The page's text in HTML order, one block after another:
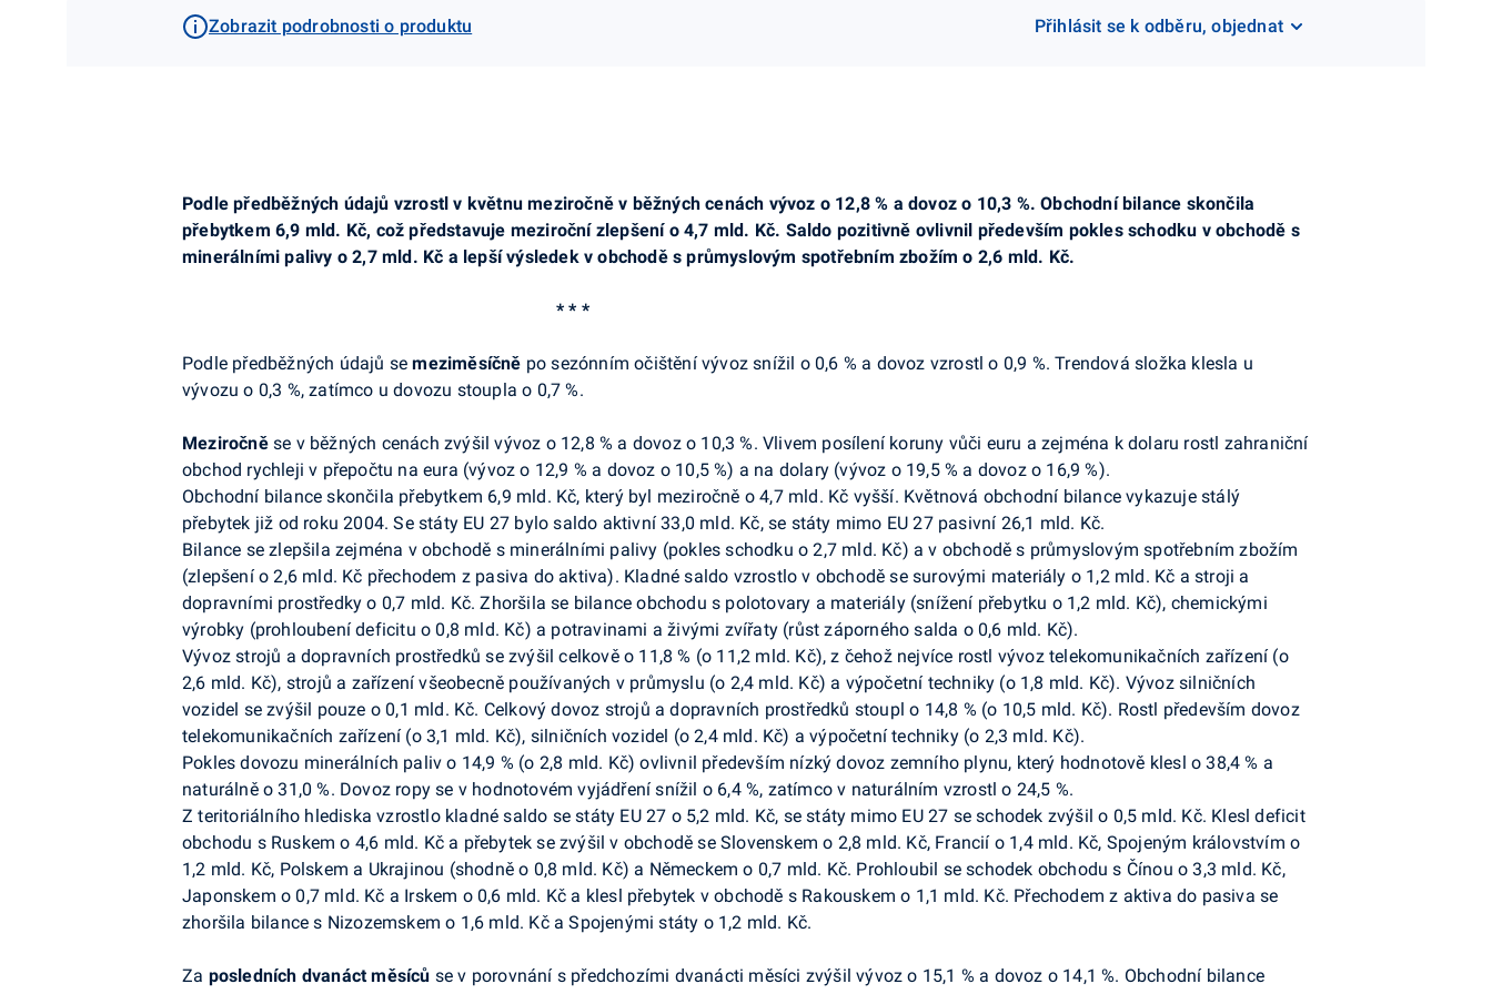
Zobrazit podrobnosti o produktu Přihlásit se k odběru, objednat
Podle předběžných údajů vzrostl v květnu meziročně v běžných cenách vývoz o 12,8 % a dovoz o 10,3 %. Obchodní bilance skončila
přebytkem 6,9 mld. Kč, což představuje meziroční zlepšení o 4,7 mld. Kč. Saldo pozitivně ovlivnil především pokles schodku v obchodě s
minerálními palivy o 2,7 mld. Kč a lepší výsledek v obchodě s průmyslovým spotřebním zbožím o 2,6 mld. Kč.
* * *
Podle předběžných údajů semeziměsíčně po sezónním očištění vývoz snížil o 0,6 % a dovoz vzrostl o 0,9 %. Trendová složka klesla u
vývozu o 0,3 %, zatímco u dovozu stoupla o 0,7 %.
Meziročněse v běžných cenách zvýšil vývoz o 12,8 % a dovoz o 10,3 %. Vlivem posílení koruny vůči euru a zejména k dolaru rostl zahraniční
obchod rychleji v přepočtu na eura (vývoz o 12,9 % a dovoz o 10,5 %) a na dolary (vývoz o 19,5 % a dovoz o 16,9 %).
Obchodní bilance skončila přebytkem 6,9 mld. Kč, který byl meziročně o 4,7 mld. Kč vyšší. Květnová obchodní bilance vykazuje stálý
přebytek již od roku 2004. Se státy EU 27 bylo saldo aktivní 33,0 mld. Kč, se státy mimo EU 27 pasivní 26,1 mld. Kč.
Bilance se zlepšila zejména v obchodě s minerálními palivy (pokles schodku o 2,7 mld. Kč) a v obchodě s průmyslovým spotřebním zbožím
(zlepšení o 2,6 mld. Kč přechodem z pasiva do aktiva). Kladné saldo vzrostlo v obchodě se surovými materiály o 1,2 mld. Kč a stroji a
dopravními prostředky o 0,7 mld. Kč. Zhoršila se bilance obchodu s polotovary a materiály (snížení přebytku o 1,2 mld. Kč), chemickými
výrobky (prohloubení deficitu o 0,8 mld. Kč) a potravinami a živými zvířaty (růst záporného salda o 0,6 mld. Kč).
Vývoz strojů a dopravních prostředků se zvýšil celkově o 11,8 % (o 11,2 mld. Kč), z čehož nejvíce rostl vývoz telekomunikačních zařízení (o
2,6 mld. Kč), strojů a zařízení všeobecně používaných v průmyslu (o 2,4 mld. Kč) a výpočetní techniky (o 1,8 mld. Kč). Vývoz silničních
vozidel se zvýšil pouze o 0,1 mld. Kč. Celkový dovoz strojů a dopravních prostředků stoupl o 14,8 % (o 10,5 mld. Kč). Rostl především dovoz
telekomunikačních zařízení (o 3,1 mld. Kč), silničních vozidel (o 2,4 mld. Kč) a výpočetní techniky (o 2,3 mld. Kč).
Pokles dovozu minerálních paliv o 14,9 % (o 2,8 mld. Kč) ovlivnil především nízký dovoz zemního plynu, který hodnotově klesl o 38,4 % a
naturálně o 31,0 %. Dovoz ropy se v hodnotovém vyjádření snížil o 6,4 %, zatímco v naturálním vzrostl o 24,5 %.
Z teritoriálního hlediska vzrostlo kladné saldo se státy EU 27 o 5,2 mld. Kč, se státy mimo EU 27 se schodek zvýšil o 0,5 mld. Kč. Klesl deficit
obchodu s Ruskem o 4,6 mld. Kč a přebytek se zvýšil v obchodě se Slovenskem o 2,8 mld. Kč, Francií o 1,4 mld. Kč, Spojeným královstvím o
1,2 mld. Kč, Polskem a Ukrajinou (shodně o 0,8 mld. Kč) a Německem o 0,7 mld. Kč. Prohloubil se schodek obchodu s Čínou o 3,3 mld. Kč,
Japonskem o 0,7 mld. Kč a Irskem o 0,6 mld. Kč a klesl přebytek v obchodě s Rakouskem o 1,1 mld. Kč. Přechodem z aktiva do pasiva se
zhoršila bilance s Nizozemskem o 1,6 mld. Kč a Spojenými státy o 1,2 mld. Kč.
Za posledních dvanáct měsíců sev porovnání s předchozími dvanácti měsíci zvýšil vývoz o 15,1 % a dovoz o 14,1 %. Obchodní bilance